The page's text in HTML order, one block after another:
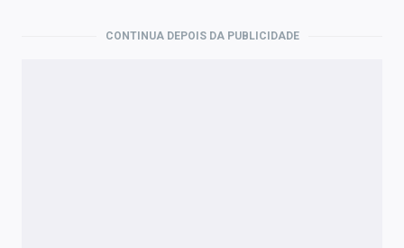
CONTINUA DEPOIS DA PUBLICIDADE